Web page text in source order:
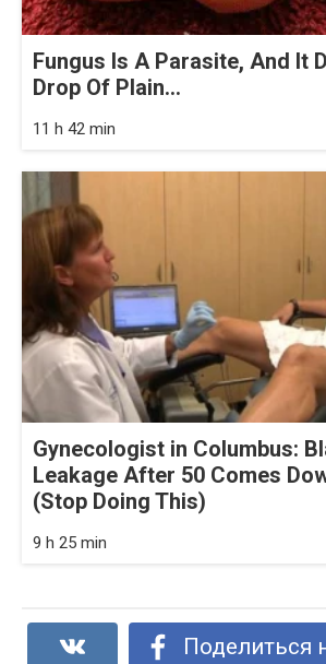
Fungus Is A Parasite, And It
Drop Of Plain...
11 h 42 min
Gynecologist in Columbus:
Leakage After 50 Comes
(Stop Doing This)
9 h 25 min
Поделиться